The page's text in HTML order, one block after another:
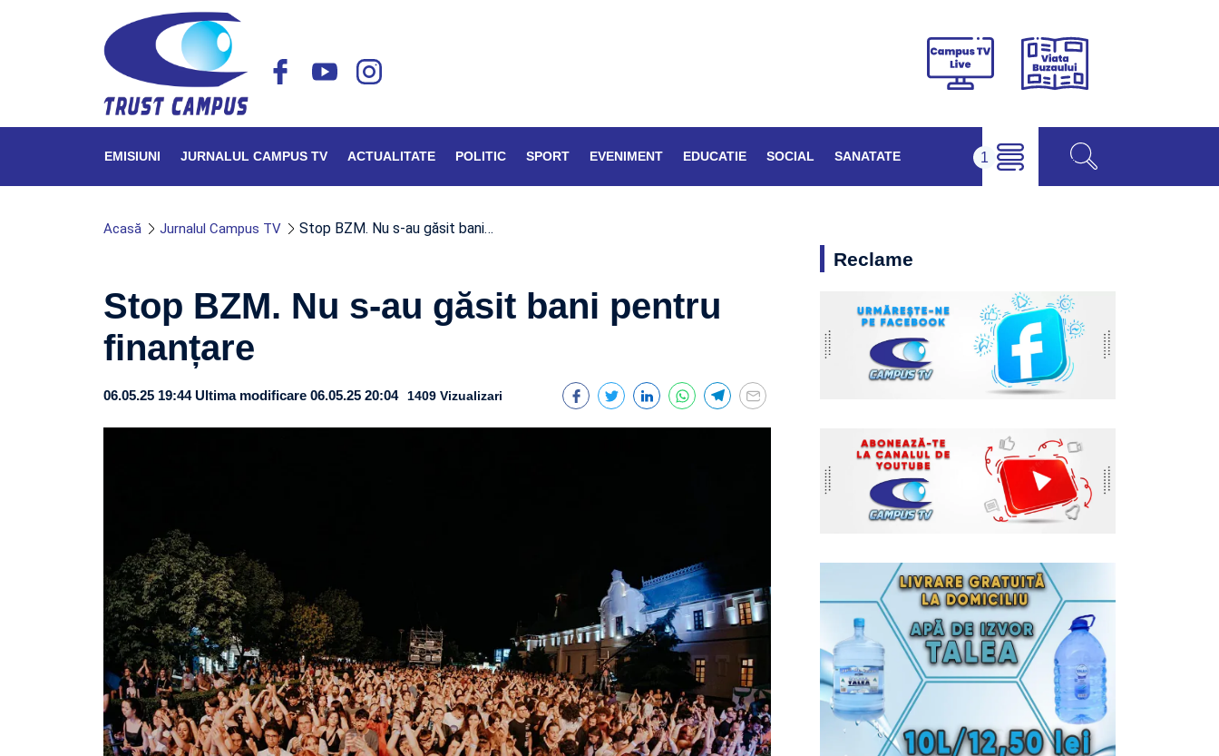
Campus
Viața
EMISIUNI JURNALUL CAMPUS TV ACTUALITATE POLITIC SPORT EVENIMENT EDUCATIE SOCIAL SANATATE
Acasă Jurnalul Campus TV Stop BZM. Nu s-au găsit bani…
Stop BZM. Nu s-au găsit bani pentru
finanțare
06.05.25 19:44 Ultima modificare 06.05.25 20:04 1409 Vizualizari
Reclame